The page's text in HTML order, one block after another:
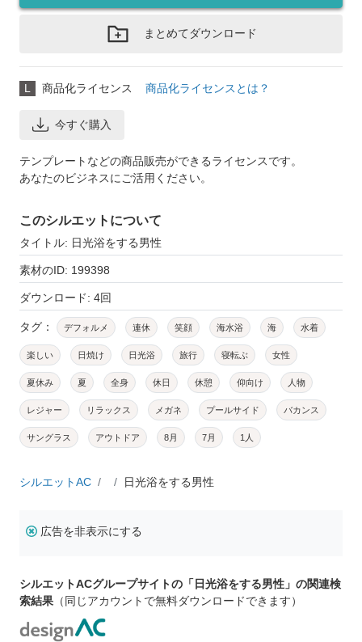
まとめてダウンロード
L 商品化ライセンス 商品化ライセンスとは？
今すぐ購入
テンプレートなどの商品販売ができるライセンスです。
あなたのビジネスにご活用ください。
このシルエットについて
タイトル: 日光浴をする男性
素材のID: 199398
ダウンロード: 4回
タグ： デフォルメ 連休 笑顔 海水浴 海 水着
楽しい 日焼け 日光浴 旅行 寝転ぶ 女性
夏休み 夏 全身 休日 休憩 仰向け 人物
レジャー リラックス メガネ プールサイド バカンス
サングラス アウトドア 8月 7月 1人
シルエットAC 日光浴をする男性
広告を非表示にする
シルエットACグループサイトの「日光浴をする男性」の関連検
索結果 （同じアカウントで無料ダウンロードできます）